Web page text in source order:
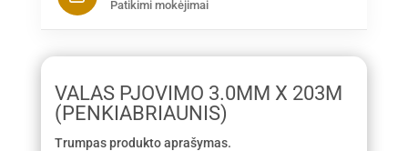
Patikimi mokėjimai
VALAS PJOVIMO 3.0MM X 203M
(PENKIABRIAUNIS)
Trumpas produkto aprašymas.